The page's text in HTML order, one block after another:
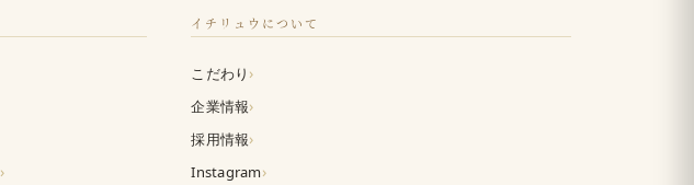
›
イチリュウについて
こだわり ›
企業情報›
採用情報›
Instagram›